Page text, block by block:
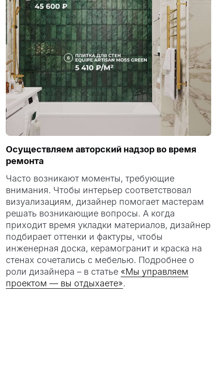
Осуществляем авторский надзор во время
ремонта
Часто возникают моменты, требующие
внимания. Чтобы интерьер соответствовал
визуализациям, дизайнер помогает мастерам
решать возникающие вопросы. А когда
приходит время укладки материалов, дизайнер
подбирает оттенки и фактуры, чтобы
инженерная доска, керамогранит и краска на
стенах сочетались с мебелью. Подробнее о
роли дизайнера – в статье «Мы управляем
проектом — вы отдыхаете».